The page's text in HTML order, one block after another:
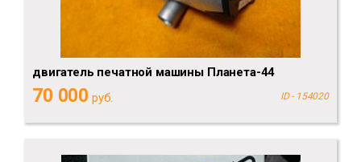
двигатель печатной машины Планета-44
70 000 руб. ID - 154020